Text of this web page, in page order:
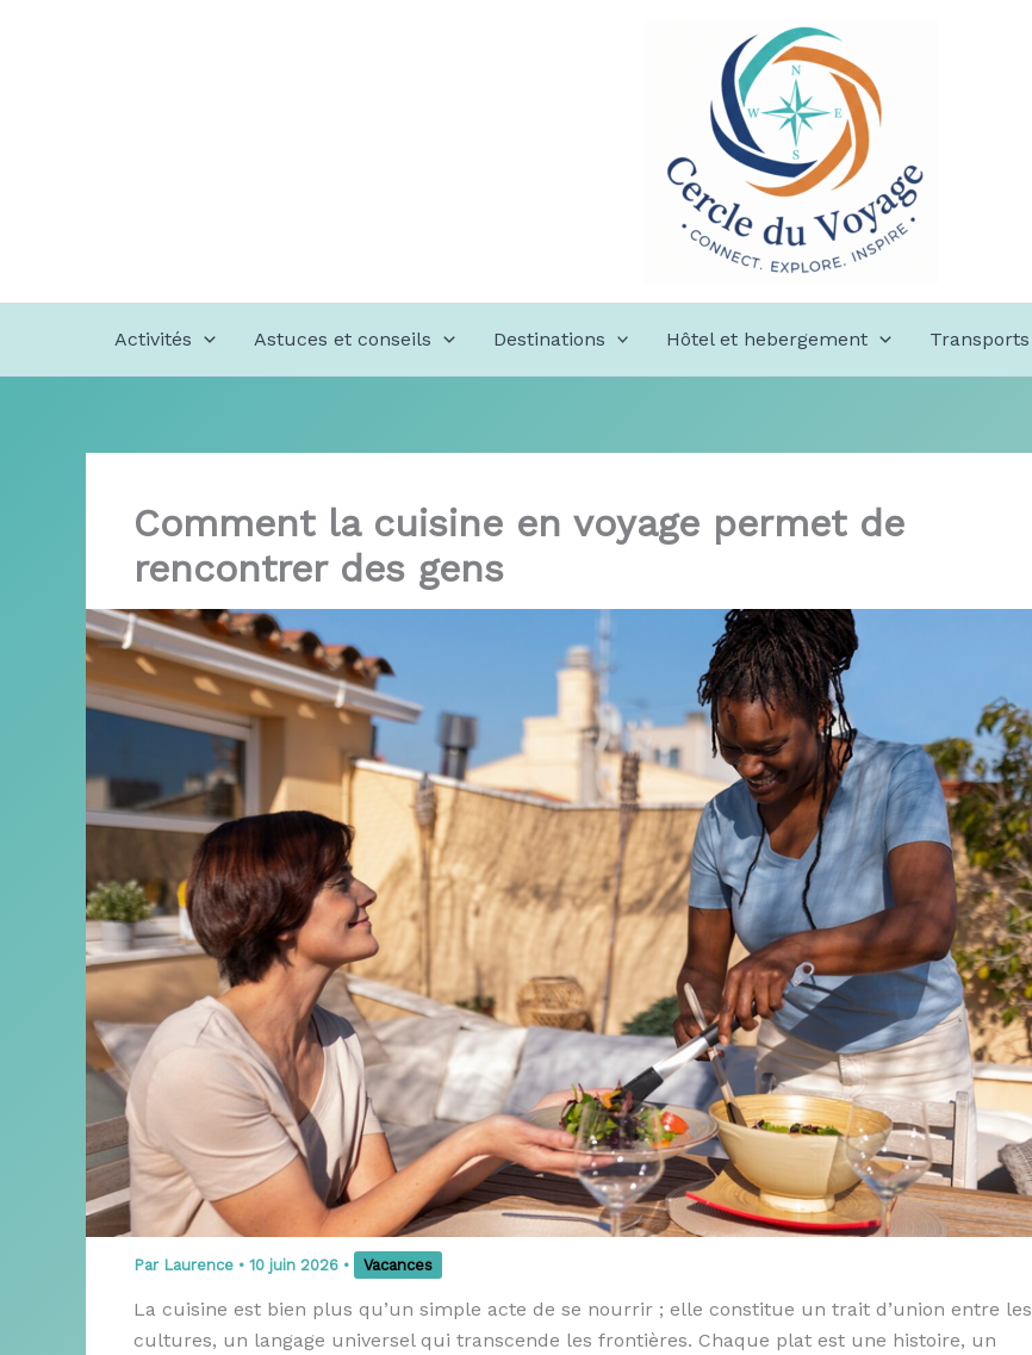
Activités Astuces et conseils Destinations Hôtel et hebergement Transports
Comment la cuisine en voyage permet de
rencontrer des gens
Par Laurence • 10 juin 2026 • Vacances
La cuisine est bien plus qu’un simple acte de se nourrir ; elle constitue un trait d’union entre les
cultures, un langage universel qui transcende les frontières. Chaque plat est une histoire, un